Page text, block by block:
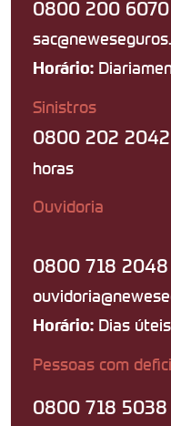
0800 200 6070
Horário:
Sinistros
0800 202 2042
horas
Ouvidoria
0800 718 2048
Horário: Dias
Pessoas com
0800 718 5038